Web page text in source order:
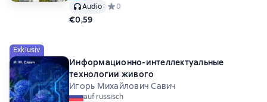
Audio
Средний рейтинг 0 на основе 0 оценок
0
€0,59
Exklusiv
Информационно-интеллектуальные
технологии живого
Игорь Михайлович Савич
auf russisch